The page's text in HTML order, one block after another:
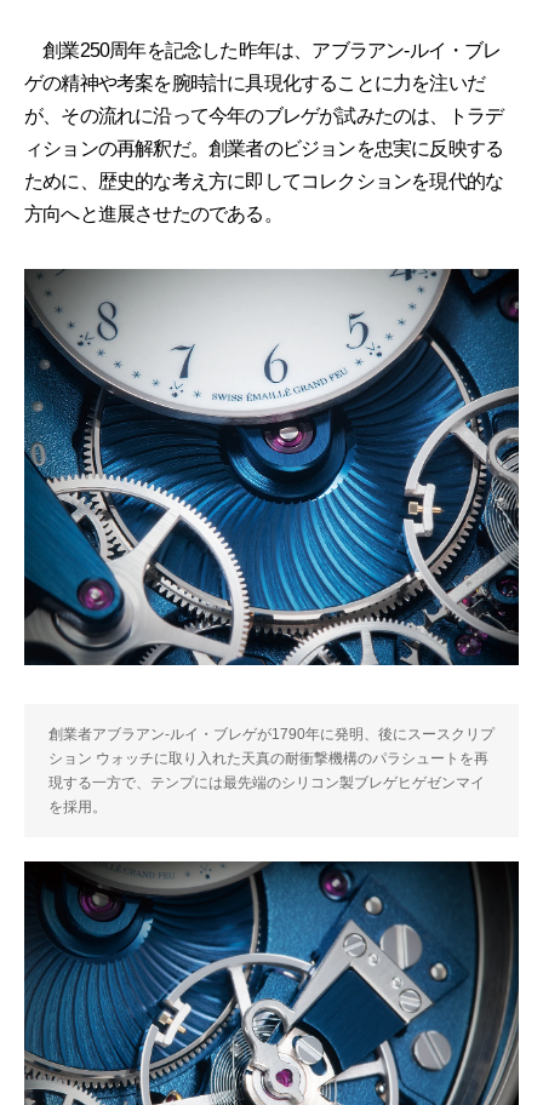
創業250周年を記念した昨年は、アブラアン-ルイ・ブレ
ゲの精神や考案を腕時計に具現化することに力を注いだ
が、その流れに沿って今年のブレゲが試みたのは、トラデ
ィションの再解釈だ。創業者のビジョンを忠実に反映する
ために、歴史的な考え方に即してコレクションを現代的な
方向へと進展させたのである。
創業者アブラアン-ルイ・ブレゲが1790年に発明、後にスースクリプ
ション ウォッチに取り入れた天真の耐衝撃機構のパラシュートを再
現する一方で、テンプには最先端のシリコン製ブレゲヒゲゼンマイ
を採用。